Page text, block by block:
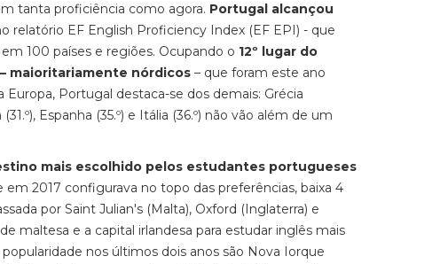
tanta proficiência como agora. Portugal alcançou
relatório EF English Proficiency Index (EF EPI) - que
100 países e regiões. Ocupando o 12º lugar do
maioritariamente nórdicos – que foram este ano
Europa, Portugal destaca-se dos demais: Grécia
Espanha (35.º) e Itália (36.º) não vão além de um
mais escolhido pelos estudantes portugueses
2017 configurava no topo das preferências, baixa 4
por Saint Julian's (Malta), Oxford (Inglaterra) e
maltesa e a capital irlandesa para estudar inglês mais
nos últimos dois anos são Nova Iorque